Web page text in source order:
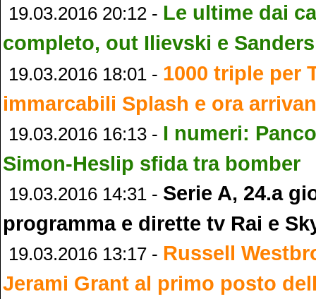
19.03.2016 20:12 - Le ultime dai
completo, out Ilievski e Sanders
19.03.2016 18:01 - 1000 triple per
immarcabili Splash e ora
19.03.2016 16:13 - I numeri:
Simon-Heslip sfida tra bomber
19.03.2016 14:31 - Serie A, 24.a
programma e dirette tv Rai e
19.03.2016 13:17 - Russell
Jerami Grant al primo posto